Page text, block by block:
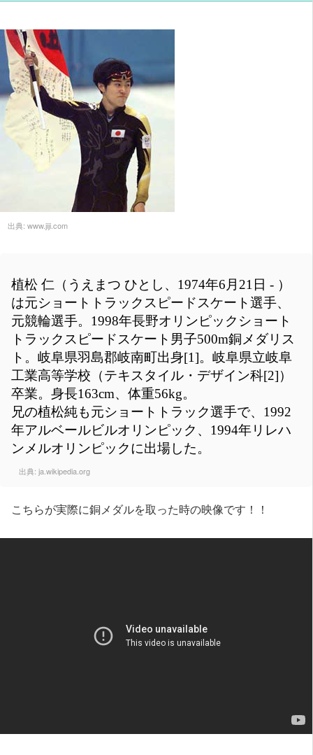
出典: www.jiji.com
植松 仁（うえまつ ひとし、1974年6月21日 - ）
は元ショートトラックスピードスケート選手、
元競輪選手。1998年長野オリンピックショート
トラックスピードスケート男子500m銅メダリス
ト。岐阜県羽島郡岐南町出身[1]。岐阜県立岐阜
工業高等学校（テキスタイル・デザイン科[2]）
卒業。身長163cm、体重56kg。
兄の植松純も元ショートトラック選手で、1992
年アルベールビルオリンピック、1994年リレハ
ンメルオリンピックに出場した。
出典: ja.wikipedia.org
こちらが実際に銅メダルを取った時の映像です！！